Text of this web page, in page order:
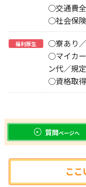
○交通費
○社会保
福利厚生
○寮あり
○マイカ
ン代／規定
○資格取
質問ページへ
ここ